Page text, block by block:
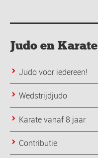
Judo en Karate
Judo voor iedereen!
Wedstrijdjudo
Karate vanaf 8 jaar
Contributie